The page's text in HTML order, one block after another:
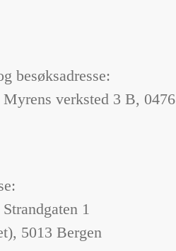
besøksadresse:
verksted 3 B, 0476
1
5013 Bergen